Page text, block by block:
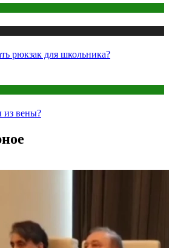
рюкзак для школьника?
из вены?